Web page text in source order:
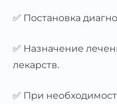
✅ Постановка
✅ Назначение
лекарств.
✅ При